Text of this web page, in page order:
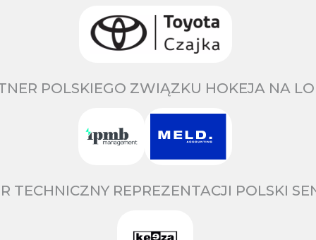
POLSKIEGO ZWIĄZKU HOKEJA NA
TECHNICZNY REPREZENTACJI POLSKI